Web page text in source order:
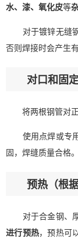
水、漆、氧化皮等
对于镀锌无缝钢
否则焊接时会产生
对口和固
将两根钢管对正
使用点焊或专用
固，焊缝质量合格。
预热（根
对于合金钢、厚
进行预热，预热可